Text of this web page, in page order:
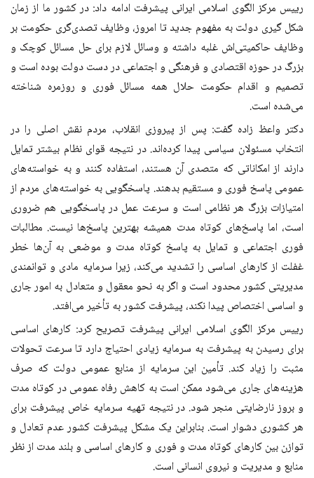
رییس مرکز الگوی اسلامی ایرانی پیشرفت ادامه داد: در کشور ما از زمان
شکل گیری دولت به مفهوم جدید تا امروز، وظایف تصدی‌گری حکومت بر
وظایف حاکمیتی‌اش غلبه داشته و وسائل لازم برای حل مسائل کوچک و
بزرگ در حوزه اقتصادی و فرهنگی و اجتماعی در دست دولت بوده است و
تصمیم و اقدام حکومت حلال همه مسائل فوری و روزمره شناخته
می‌شده است.
دکتر واعظ‌ زاده گفت: پس از پیروزی انقلاب، مردم نقش اصلی را در
انتخاب مسئولان سیاسی پیدا کرده‌اند. در نتیجه قوای نظام بیشتر تمایل
دارند از امکاناتی که متصدی آن هستند، استفاده کنند و به خواسته‌های
عمومی پاسخ فوری و مستقیم بدهند. پاسخگویی به خواسته‌های مردم از
امتیازات بزرگ هر نظامی است و سرعت عمل در پاسخگویی هم ضروری
است، اما پاسخ‌های کوتاه مدت همیشه بهترین پاسخ‌ها نیست. مطالبات
فوری اجتماعی و تمایل به پاسخ کوتاه مدت و موضعی به آن‌ها خطر
غفلت از کارهای اساسی را تشدید می‌کند، زیرا سرمایه مادی و توانمندی
مدیریتی کشور محدود است و اگر به نحو معقول و متعادل به امور جاری
و اساسی اختصاص پیدا نکند، پیشرفت کشور به تأخیر می‌افتد.
رییس مرکز الگوی اسلامی ایرانی پیشرفت تصریح کرد: کارهای اساسی
برای رسیدن به پیشرفت به سرمایه زیادی احتیاج دارد تا سرعت تحولات
مثبت را زیاد کند. تأمین این سرمایه از منابع عمومی دولت که صرف
هزینه‌های جاری می‌شود ممکن است به کاهش رفاه عمومی در کوتاه مدت
و بروز نارضایتی منجر شود. در نتیجه تهیه سرمایه خاص پیشرفت برای
هر کشوری دشوار است. بنابراین یک مشکل پیشرفت کشور عدم تعادل و
توازن بین کارهای کوتاه مدت و فوری و کارهای اساسی و بلند مدت از نظر
منابع و مدیریت و نیروی انسانی است.